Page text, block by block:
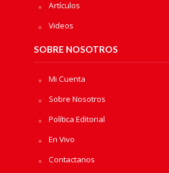
Artículos
Videos
SOBRE NOSOTROS
Mi Cuenta
Sobre Nosotros
Política Editorial
En Vivo
Contactanos